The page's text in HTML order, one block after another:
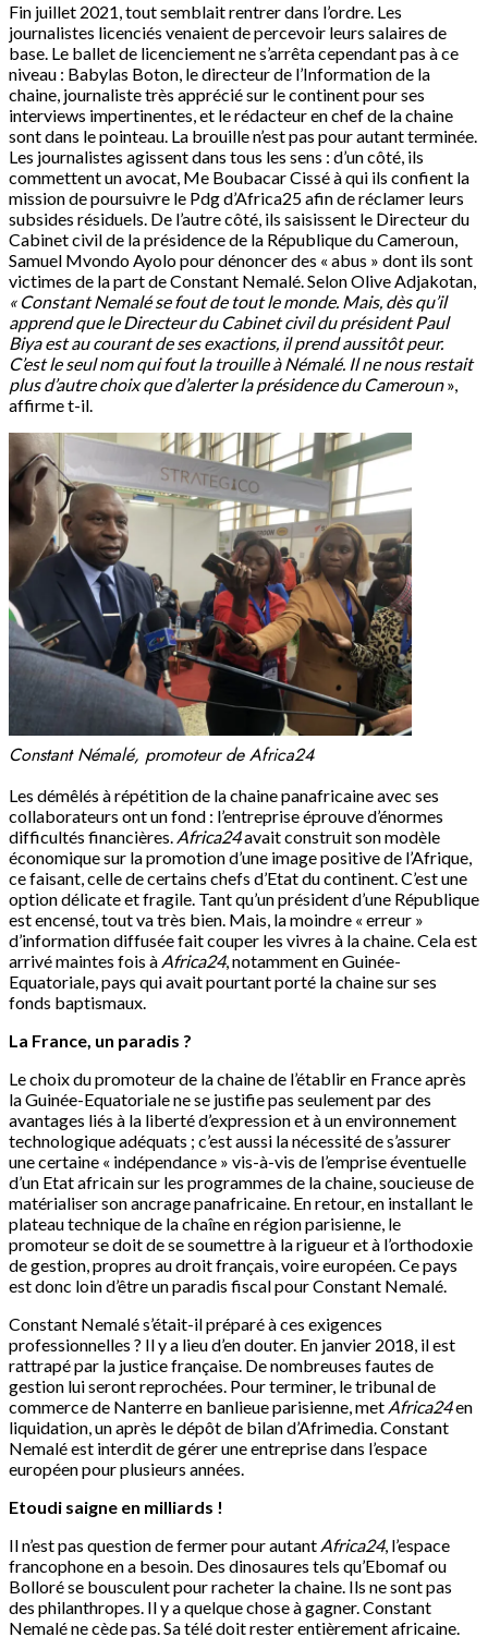
Fin juillet 2021, tout semblait rentrer dans l’ordre. Les
journalistes licenciés venaient de percevoir leurs salaires de
base. Le ballet de licenciement ne s’arrêta cependant pas à ce
niveau : Babylas Boton, le directeur de l’Information de la
chaine, journaliste très apprécié sur le continent pour ses
interviews impertinentes, et le rédacteur en chef de la chaine
sont dans le pointeau. La brouille n’est pas pour autant terminée.
Les journalistes agissent dans tous les sens : d’un côté, ils
commettent un avocat, Me Boubacar Cissé à qui ils confient la
mission de poursuivre le Pdg d’Africa25 afin de réclamer leurs
subsides résiduels. De l’autre côté, ils saisissent le Directeur du
Cabinet civil de la présidence de la République du Cameroun,
Samuel Mvondo Ayolo pour dénoncer des « abus » dont ils sont
victimes de la part de Constant Nemalé. Selon Olive Adjakotan,
« Constant Nemalé se fout de tout le monde. Mais, dès qu’il
apprend que le Directeur du Cabinet civil du président Paul
Biya est au courant de ses exactions, il prend aussitôt peur.
C’est le seul nom qui fout la trouille à Némalé. Il ne nous restait
plus d’autre choix que d’alerter la présidence du Cameroun»,
affirme t-il.
Constant Némalé, promoteur de Africa24
Les démêlés à répétition de la chaine panafricaine avec ses
collaborateurs ont un fond : l’entreprise éprouve d’énormes
difficultés financières. Africa24avait construit son modèle
économique sur la promotion d’une image positive de l’Afrique,
ce faisant, celle de certains chefs d’Etat du continent. C’est une
option délicate et fragile. Tant qu’un président d’une République
est encensé, tout va très bien. Mais, la moindre « erreur »
d’information diffusée fait couper les vivres à la chaine. Cela est
arrivé maintes fois à Africa24, notamment en Guinée-
Equatoriale, pays qui avait pourtant porté la chaine sur ses
fonds baptismaux.
La France, un paradis ?
Le choix du promoteur de la chaine de l’établir en France après
la Guinée-Equatoriale ne se justifie pas seulement par des
avantages liés à la liberté d’expression et à un environnement
technologique adéquats ; c’est aussi la nécessité de s’assurer
une certaine « indépendance » vis-à-vis de l’emprise éventuelle
d’un Etat africain sur les programmes de la chaine, soucieuse de
matérialiser son ancrage panafricaine. En retour, en installant le
plateau technique de la chaîne en région parisienne, le
promoteur se doit de se soumettre à la rigueur et à l’orthodoxie
de gestion, propres au droit français, voire européen. Ce pays
est donc loin d’être un paradis fiscal pour Constant Nemalé.
Constant Nemalé s’était-il préparé à ces exigences
professionnelles ? Il y a lieu d’en douter. En janvier 2018, il est
rattrapé par la justice française. De nombreuses fautes de
gestion lui seront reprochées. Pour terminer, le tribunal de
commerce de Nanterre en banlieue parisienne, met Africa24en
liquidation, un après le dépôt de bilan d’Afrimedia. Constant
Nemalé est interdit de gérer une entreprise dans l’espace
européen pour plusieurs années.
Etoudi saigne en milliards !
Il n’est pas question de fermer pour autant Africa24, l’espace
francophone en a besoin. Des dinosaures tels qu’Ebomaf ou
Bolloré se bousculent pour racheter la chaine. Ils ne sont pas
des philanthropes. Il y a quelque chose à gagner. Constant
Nemalé ne cède pas. Sa télé doit rester entièrement africaine.